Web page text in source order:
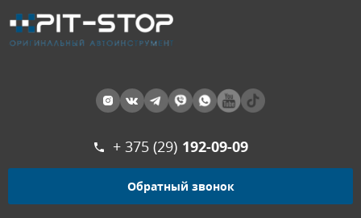
+ 375 (29) 192-09-09
Обратный звонок